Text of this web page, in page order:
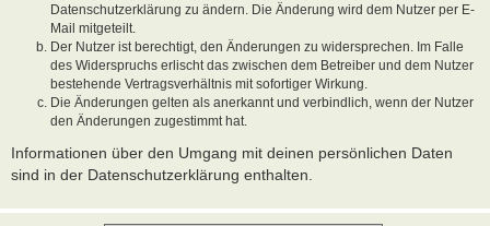
Datenschutzerklärung zu ändern. Die Änderung wird dem Nutzer per E-
Mail mitgeteilt.
Der Nutzer ist berechtigt, den Änderungen zu widersprechen. Im Falle
des Widerspruchs erlischt das zwischen dem Betreiber und dem Nutzer
bestehende Vertragsverhältnis mit sofortiger Wirkung.
Die Änderungen gelten als anerkannt und verbindlich, wenn der Nutzer
den Änderungen zugestimmt hat.
Informationen über den Umgang mit deinen persönlichen Daten
sind in der Datenschutzerklärung enthalten.